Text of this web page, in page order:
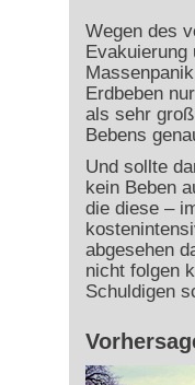
Wegen des
Evakuierung
Erdbeben
als sehr
Bebens
Und sollte
kein Beben
die diese –
abgesehen
nicht folgen
Schuldigen